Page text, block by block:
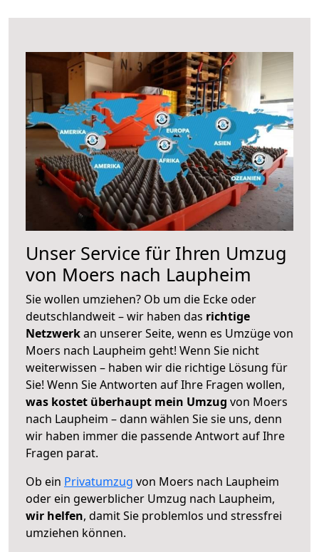
Unser Service für Ihren Umzug
von Moers nach Laupheim
Sie wollen umziehen? Ob um die Ecke oder
deutschlandweit – wir haben das richtige
Netzwerkan unserer Seite, wenn es Umzüge von
Moers nach Laupheim geht! Wenn Sie nicht
weiterwissen – haben wir die richtige Lösung für
Sie! Wenn Sie Antworten auf Ihre Fragen wollen,
was kostet überhaupt mein Umzug von Moers
nach Laupheim – dann wählen Sie sie uns, denn
wir haben immer die passende Antwort auf Ihre
Fragen parat.
Ob ein Privatumzug von Moers nach Laupheim
oder ein gewerblicher Umzug nach Laupheim,
wir helfen, damit Sie problemlos und stressfrei
umziehen können.